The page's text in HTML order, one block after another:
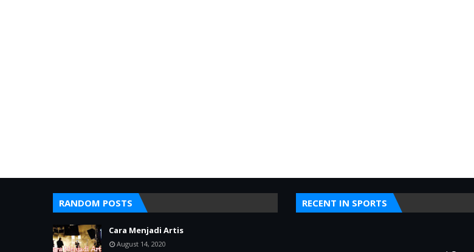
RANDOM POSTS
Cara Menjadi Artis
August 14, 2020
RECENT IN SPORTS